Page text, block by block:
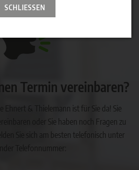
Termin vereinbaren?
Ehnert & Thielemann ist für Sie da! Sie
oder Sie haben noch Fragen zu
Sie sich am besten telefonisch unter
Telefonnummer:
SCHLIESSEN